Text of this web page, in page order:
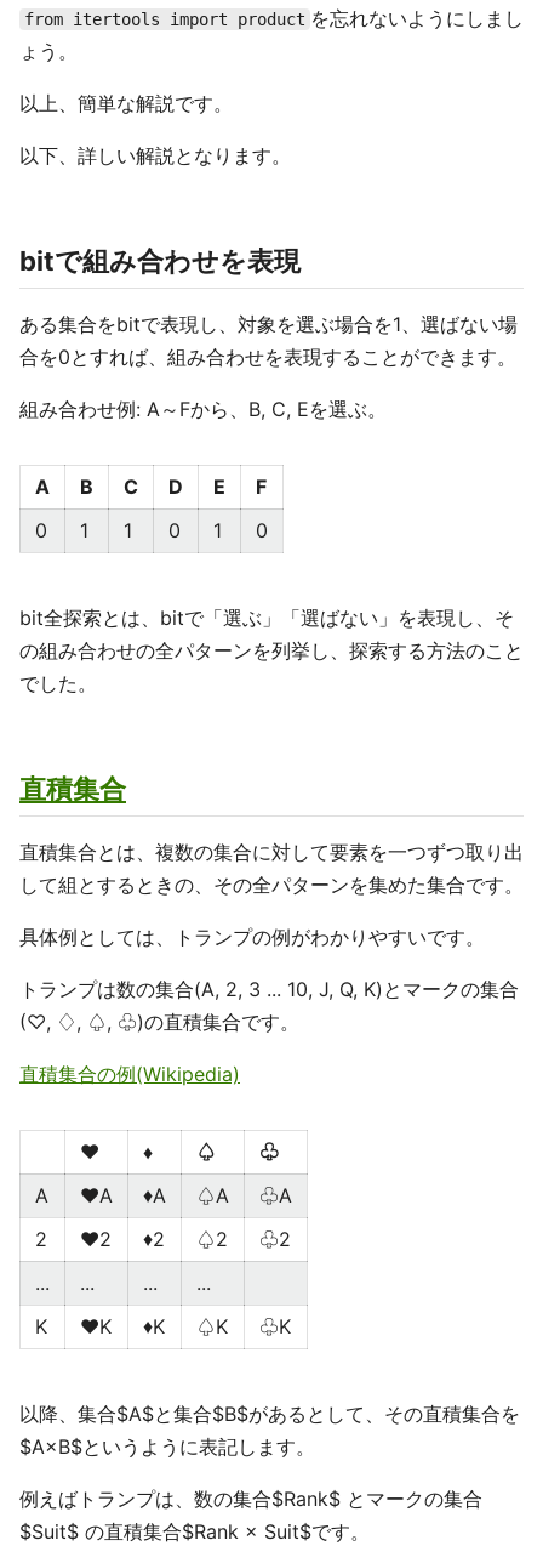
from itertools import product を忘れないようにしまし
ょう。
以上、簡単な解説です。
以下、詳しい解説となります。
bitで組み合わせを表現
ある集合をbitで表現し、対象を選ぶ場合を1、選ばない場
合を0とすれば、組み合わせを表現することができます。
組み合わせ例: A～Fから、B, C, Eを選ぶ。
A B C D E
F
0
1 1 0 1 0
bit全探索とは、bitで「選ぶ」「選ばない」を表現し、そ
の組み合わせの全パターンを列挙し、探索する方法のこと
でした。
直積集合
直積集合とは、複数の集合に対して要素を一つずつ取り出
して組とするときの、その全パターンを集めた集合です。
具体例としては、トランプの例がわかりやすいです。
トランプは数の集合(A, 2, 3 ... 10, J, Q, K)とマークの集合
(♡, ♢, ♤, ♧)の直積集合です。
直積集合の例(Wikipedia)
♥ ♦ ♤
♧
A
♥A ♦A ♤A
♧A
2
♥2 ♦2 ♤2
♧2
...
... ...
...
K
♥K ♦K ♤K ♧K
以降、集合$A$と集合$B$があるとして、その直積集合を
$A×B$というように表記します。
例えばトランプは、数の集合$Rank$ とマークの集合
$Suit$ の直積集合$Rank × Suit$です。